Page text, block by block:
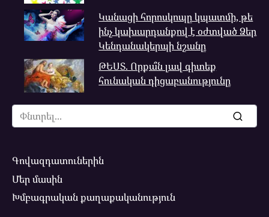
Կանացի հորոսկոպը կպատմի, թե
ինչ կախարդանքով է օժտված Ձեր
Կենդանակերպի նշանը
ԹԵՍՏ. Որքա՞ն լավ գիտեք
հունական դիցաբանությունը
Search
for:
Գովազդատուներին
Մեր մասին
Խմբագրական քաղաքականություն